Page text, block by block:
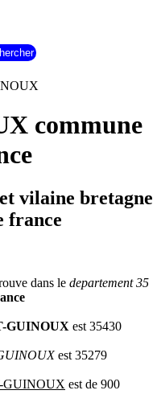
commune
vilaine bretagne
france
dans le departement 35
GUINOUX est 35430
est 35279
GUINOUX est de 900